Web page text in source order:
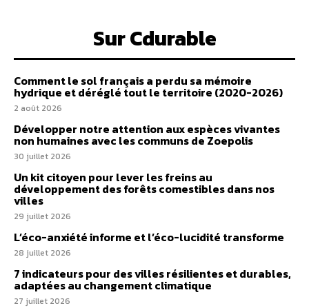
Sur Cdurable
Comment le sol français a perdu sa mémoire
hydrique et déréglé tout le territoire (2020-2026)
2 août 2026
Développer notre attention aux espèces vivantes
non humaines avec les communs de Zoepolis
30 juillet 2026
Un kit citoyen pour lever les freins au
développement des forêts comestibles dans nos
villes
29 juillet 2026
L’éco-anxiété informe et l’éco-lucidité transforme
28 juillet 2026
7 indicateurs pour des villes résilientes et durables,
adaptées au changement climatique
27 juillet 2026